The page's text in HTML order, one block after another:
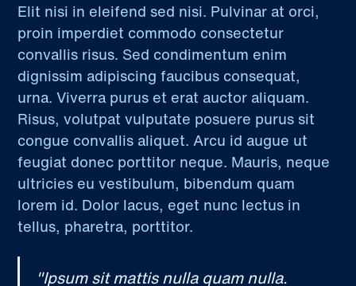
Elit nisi in eleifend sed nisi. Pulvinar at orci,
proin imperdiet commodo consectetur
convallis risus. Sed condimentum enim
dignissim adipiscing faucibus consequat,
urna. Viverra purus et erat auctor aliquam.
Risus, volutpat vulputate posuere purus sit
congue convallis aliquet. Arcu id augue ut
feugiat donec porttitor neque. Mauris, neque
ultricies eu vestibulum, bibendum quam
lorem id. Dolor lacus, eget nunc lectus in
tellus, pharetra, porttitor.
"Ipsum sit mattis nulla quam nulla.